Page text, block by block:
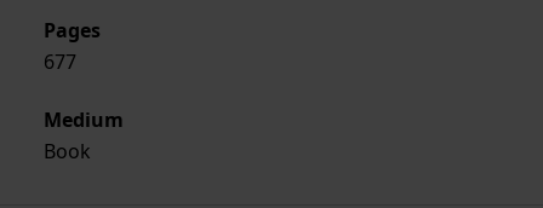
Pages
677
Medium
Book